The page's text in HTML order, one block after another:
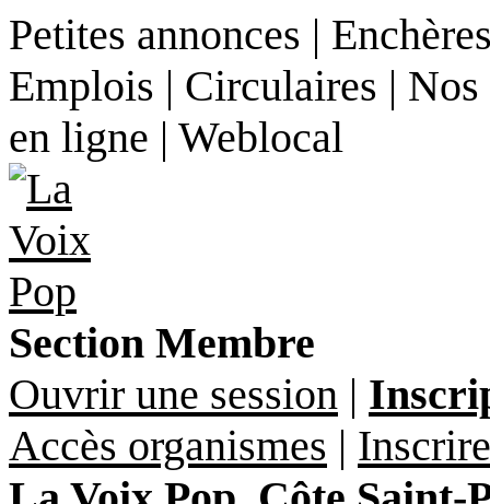
Petites annonces |
Emplois | Circulaires |
en ligne | Weblocal
Section Membre
Ouvrir une session |
Accès organismes |